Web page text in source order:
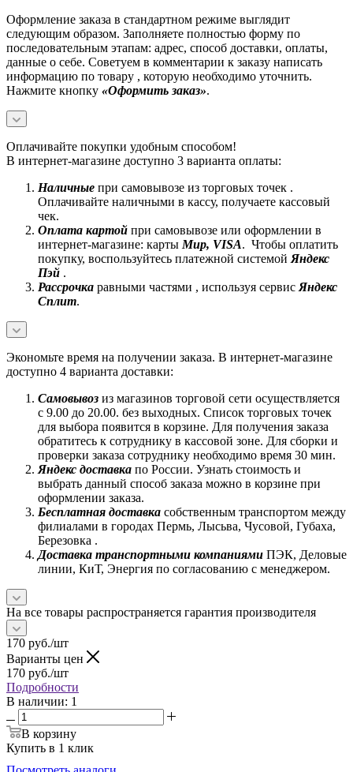
Оформление заказа в стандартном режиме выглядит
следующим образом. Заполняете полностью форму по
последовательным этапам: адрес, способ доставки, оплаты,
данные о себе. Советуем в комментарии к заказу написать
информацию по товару , которую необходимо уточнить.
Нажмите кнопку «Оформить заказ».
Оплачивайте покупки удобным способом!
В интернет-магазине доступно 3 варианта оплаты:
Наличные при самовывозе из торговых точек .
Оплачивайте наличными в кассу, получаете кассовый
чек.
Оплата картой при самовывозе или оформлении в
интернет-магазине: карты Mир, VISA. Чтобы оплатить
покупку, воспользуйтесь платежной системой Яндекс
Пэй .
Рассрочка равными частями , используя сервис Яндекс
Сплит.
Экономьте время на получении заказа. В интернет-магазине
доступно 4 варианта доставки:
Самовывоз из магазинов торговой сети осуществляется
с 9.00 до 20.00. без выходных. Список торговых точек
для выбора появится в корзине. Для получения заказа
обратитесь к сотруднику в кассовой зоне. Для сборки и
проверки заказа сотруднику необходимо время 30 мин.
Яндекс доставка по России. Узнать стоимость и
выбрать данный способ заказа можно в корзине при
оформлении заказа.
Бесплатная доставка собственным транспортом между
филиалами в городах Пермь, Лысьва, Чусовой, Губаха,
Березовка .
Доставка транспортными компаниями ПЭК, Деловые
линии, КиТ, Энергия по согласованию с менеджером.
На все товары распространяется гарантия производителя
170 руб./шт
Варианты цен
170 руб./шт
Подробности
В наличии: 1
В корзину
Купить в 1 клик